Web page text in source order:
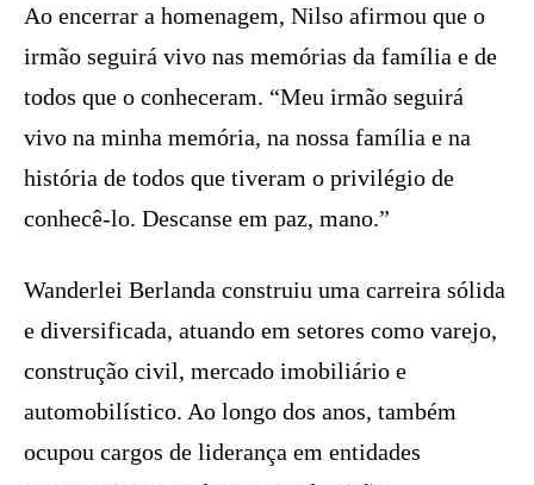
Ao encerrar a homenagem, Nilso afirmou que o
irmão seguirá vivo nas memórias da família e de
todos que o conheceram. “Meu irmão seguirá
vivo na minha memória, na nossa família e na
história de todos que tiveram o privilégio de
conhecê-lo. Descanse em paz, mano.”
Wanderlei Berlanda construiu uma carreira sólida
e diversificada, atuando em setores como varejo,
construção civil, mercado imobiliário e
automobilístico. Ao longo dos anos, também
ocupou cargos de liderança em entidades